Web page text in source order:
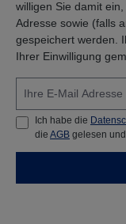
willigen Sie damit
Adresse sowie (falls
gespeichert werden.
Ihrer Einwilligung
Ich habe die
die AGB gelesen